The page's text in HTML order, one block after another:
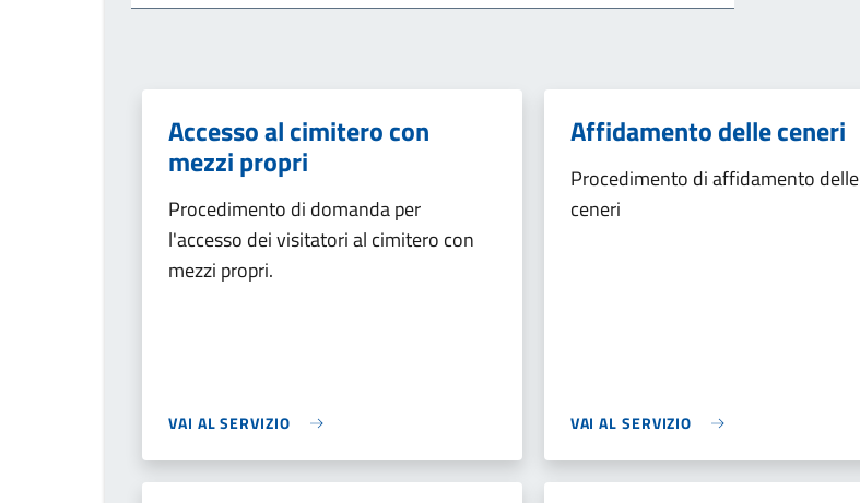
Accesso al cimitero con
mezzi propri
Procedimento di domanda per
l'accesso dei visitatori al cimitero con
mezzi propri.
VAI AL SERVIZIO
Affidamento delle ceneri
Procedimento di affidamento delle
ceneri
VAI AL SERVIZIO